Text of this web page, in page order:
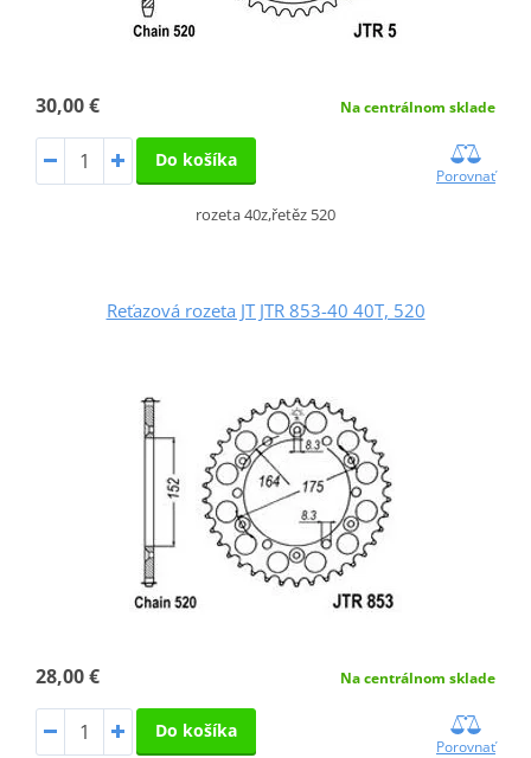
30,00 € Na centrálnom sklade
Do košíka
Porovnať
rozeta 40z,řetěz 520
Reťazová rozeta JT JTR 853-40 40T, 520
28,00 € Na centrálnom sklade
Do košíka
Porovnať